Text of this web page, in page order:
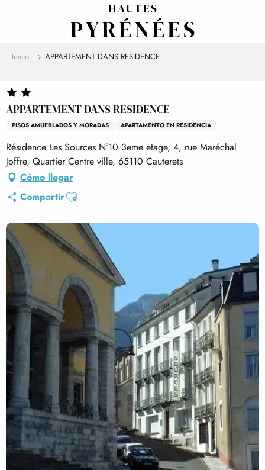
Inicio APPARTEMENT DANS RESIDENCE
APPARTEMENT DANS RESIDENCE
PISOS AMUEBLADOS Y MORADAS APARTAMENTO EN RESIDENCIA
Résidence Les Sources N°10 3eme etage, 4, rue Maréchal
Joffre, Quartier Centre ville, 65110 Cauterets
Cómo llegar
CompartirAjouter aux favoris